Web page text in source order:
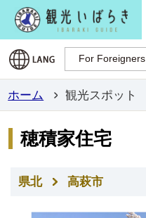
For Foreigners
For Foreigners
ホーム 観光スポット
穂積家住宅
県北 高萩市